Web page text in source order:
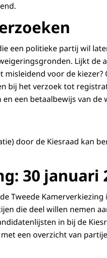
een politieke partij wil
Lijkt de
misleidend voor de kiezer?
bij het verzoek tot
een betaalbewijs van de
door de Kiesraad kan
30 januari
Tweede Kamerverkiezing
die deel willen nemen
in bij de
een overzicht van